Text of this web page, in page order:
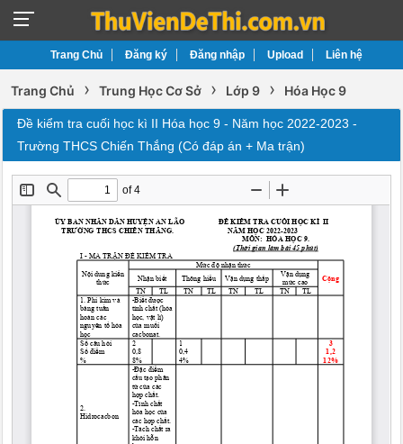
Trang Chủ Đăng ký Đăng nhập Upload Liên hệ
Trang Chủ › Trung Học Cơ Sở › Lớp 9 › Hóa Học 9
Đề kiểm tra cuối học kì II Hóa học 9 - Năm học 2022-2023 -
Trường THCS Chiến Thắng (Có đáp án + Ma trận)